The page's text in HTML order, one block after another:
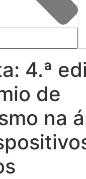
4.ª
de
na